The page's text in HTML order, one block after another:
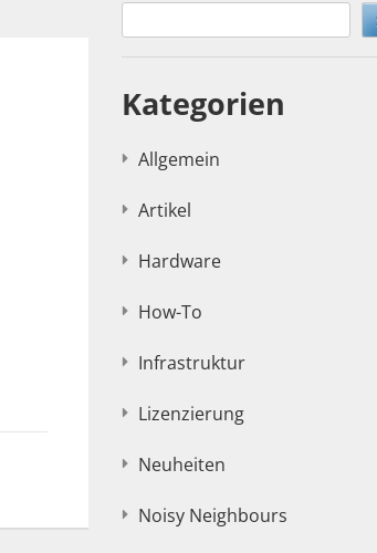
Kategorien
Allgemein
Artikel
Hardware
How-To
Infrastruktur
Lizenzierung
Neuheiten
Noisy Neighbours